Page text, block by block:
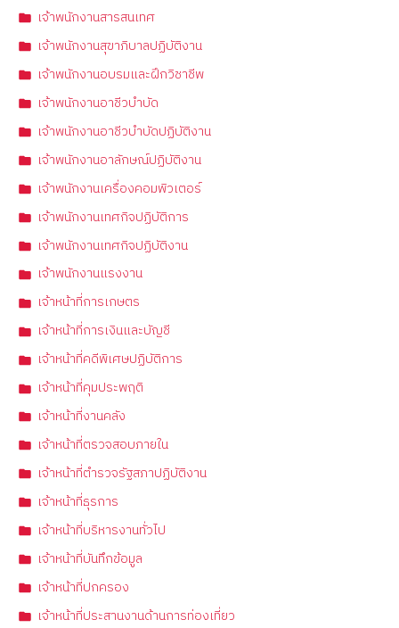
เจ้าพนักงานสารสนเทศ
เจ้าพนักงานสุขาภิบาลปฏิบัติงาน
เจ้าพนักงานอบรมและฝึกวิชาชีพ
เจ้าพนักงานอาชีวบำบัด
เจ้าพนักงานอาชีวบำบัดปฏิบัติงาน
เจ้าพนักงานอาลักษณ์ปฏิบัติงาน
เจ้าพนักงานเครื่องคอมพิวเตอร์
เจ้าพนักงานเทศกิจปฏิบัติการ
เจ้าพนักงานเทศกิจปฏิบัติงาน
เจ้าพนักงานแรงงาน
เจ้าหน้าที่การเกษตร
เจ้าหน้าที่การเงินและบัญชี
เจ้าหน้าที่คดีพิเศษปฏิบัติการ
เจ้าหน้าที่คุมประพฤติ
เจ้าหน้าที่งานคลัง
เจ้าหน้าที่ตรวจสอบภายใน
เจ้าหน้าที่ตำรวจรัฐสภาปฏิบัติงาน
เจ้าหน้าที่ธุรการ
เจ้าหน้าที่บริหารงานทั่วไป
เจ้าหน้าที่บันทึกข้อมูล
เจ้าหน้าที่ปกครอง
เจ้าหน้าที่ประสานงานด้านการท่องเที่ยว